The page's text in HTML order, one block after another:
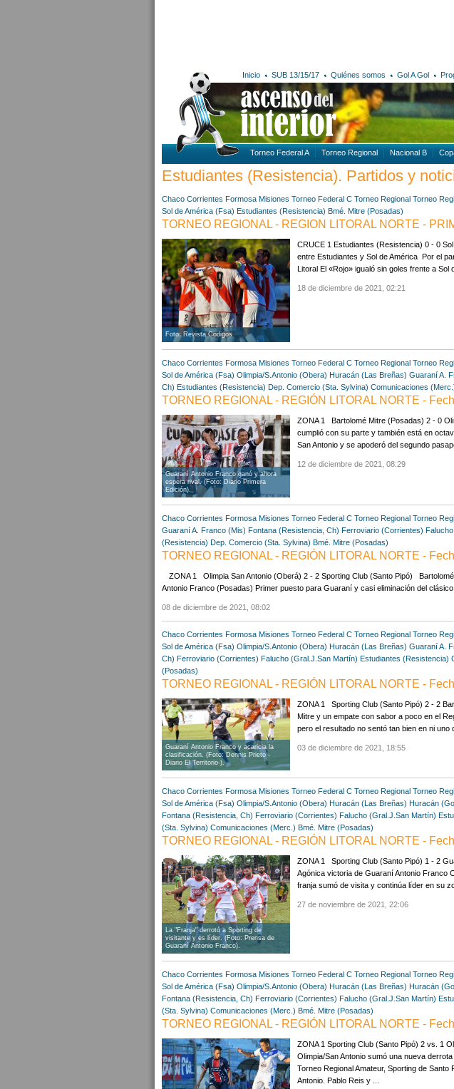
Inicio SUB 13/15/17 Quiénes somos Gol A Gol
Torneo Federal A Torneo Regional Nacional B
Estudiantes (Resistencia). Partidos y
Chaco Corrientes Formosa Misiones Torneo Federal C Torneo Regional Torneo
Sol de América (Fsa) Estudiantes (Resistencia) Bmé. Mitre (Posadas)
TORNEO REGIONAL - REGION LITORAL NORTE -
Foto: Revista Codigos
CRUCE 1 Estudiantes (Resistencia) 0 - 0
entre Estudiantes y Sol de América Por el
Litoral El «Rojo» igualó sin goles frente a Sol
18 de diciembre de 2021, 02:21
Chaco Corrientes Formosa Misiones Torneo Federal C Torneo Regional Torneo
Sol de América (Fsa) Olimpia/S.Antonio (Obera) Huracán (Las Breñas) Guaraní A.
Ch) Estudiantes (Resistencia) Dep. Comercio (Sta. Sylvina) Comunicaciones
TORNEO REGIONAL - REGIÓN LITORAL NORTE -
Guaraní Antonio Franco ganó y ahora
espera rival. (Foto: Diario Primera
Edición).
ZONA 1 Bartolomé Mitre (Posadas) 2 - 0
cumplió con su parte y también está en
San Antonio y se apoderó del segundo
12 de diciembre de 2021, 08:29
Chaco Corrientes Formosa Misiones Torneo Federal C Torneo Regional Torneo
Guaraní A. Franco (Mis) Fontana (Resistencia, Ch) Ferroviario (Corrientes)
(Resistencia) Dep. Comercio (Sta. Sylvina) Bmé. Mitre (Posadas)
TORNEO REGIONAL - REGIÓN LITORAL NORTE -
ZONA 1 Olimpia San Antonio (Oberá) 2 - 2 Sporting Club (Santo Pipó)
Antonio Franco (Posadas) Primer puesto para Guaraní y casi eliminación del clásico
08 de diciembre de 2021, 08:02
Chaco Corrientes Formosa Misiones Torneo Federal C Torneo Regional Torneo
Sol de América (Fsa) Olimpia/S.Antonio (Obera) Huracán (Las Breñas) Guaraní A.
Ch) Ferroviario (Corrientes) Falucho (Gral.J.San Martín) Estudiantes (Resistencia)
(Posadas)
TORNEO REGIONAL - REGIÓN LITORAL NORTE -
Guaraní Antonio Franco y acaricia la
clasificación. (Foto: Dennis Prieto -
Diario El Territorio-).
ZONA 1 Sporting Club (Santo Pipó) 2 - 2
Mitre y un empate con sabor a poco en el
pero el resultado no sentó tan bien en ni uno
03 de diciembre de 2021, 18:55
Chaco Corrientes Formosa Misiones Torneo Federal C Torneo Regional Torneo
Sol de América (Fsa) Olimpia/S.Antonio (Obera) Huracán (Las Breñas) Huracán
Fontana (Resistencia, Ch) Ferroviario (Corrientes) Falucho (Gral.J.San Martín)
(Sta. Sylvina) Comunicaciones (Merc.) Bmé. Mitre (Posadas)
TORNEO REGIONAL - REGIÓN LITORAL NORTE -
La "Franja" derrotó a Sporting de
visitante y es líder. (Foto: Prensa de
Guaraní Antonio Franco).
ZONA 1 Sporting Club (Santo Pipó) 1 - 2
Agónica victoria de Guaraní Antonio Franco
franja sumó de visita y continúa líder en su
27 de noviembre de 2021, 22:06
Chaco Corrientes Formosa Misiones Torneo Federal C Torneo Regional Torneo
Sol de América (Fsa) Olimpia/S.Antonio (Obera) Huracán (Las Breñas) Huracán
Fontana (Resistencia, Ch) Ferroviario (Corrientes) Falucho (Gral.J.San Martín)
(Sta. Sylvina) Comunicaciones (Merc.) Bmé. Mitre (Posadas)
TORNEO REGIONAL - REGIÓN LITORAL NORTE -
ZONA 1 Sporting Club (Santo Pipó) 2 vs. 1
Olimpia/San Antonio sumó una nueva
Torneo Regional Amateur, Sporting de Santo
Antonio. Pablo Reis y ...